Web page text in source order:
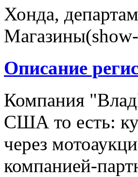
Хонда,
Описание
Компания
США то есть:
через
компанией-